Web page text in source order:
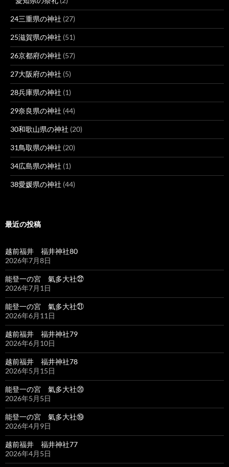
24三重県の神社 (27)
25滋賀県の神社 (51)
26京都府の神社 (57)
27大阪府の神社 (5)
28兵庫県の神社 (1)
29奈良県の神社 (44)
30和歌山県の神社 (20)
31鳥取県の神社 (20)
34広島県の神社 (1)
38愛媛県の神社 (44)
最近の投稿
越前福井 福井神社80
2026年7月8日
能登一の宮 氣多大社㉒
2026年7月1日
能登一の宮 氣多大社㉑
2026年6月11日
越前福井 福井神社79
2026年6月10日
越前福井 福井神社78
2026年5月15日
能登一の宮 氣多大社⑳
2026年5月5日
能登一の宮 氣多大社⑲
2026年4月9日
越前福井 福井神社77
2026年4月5日